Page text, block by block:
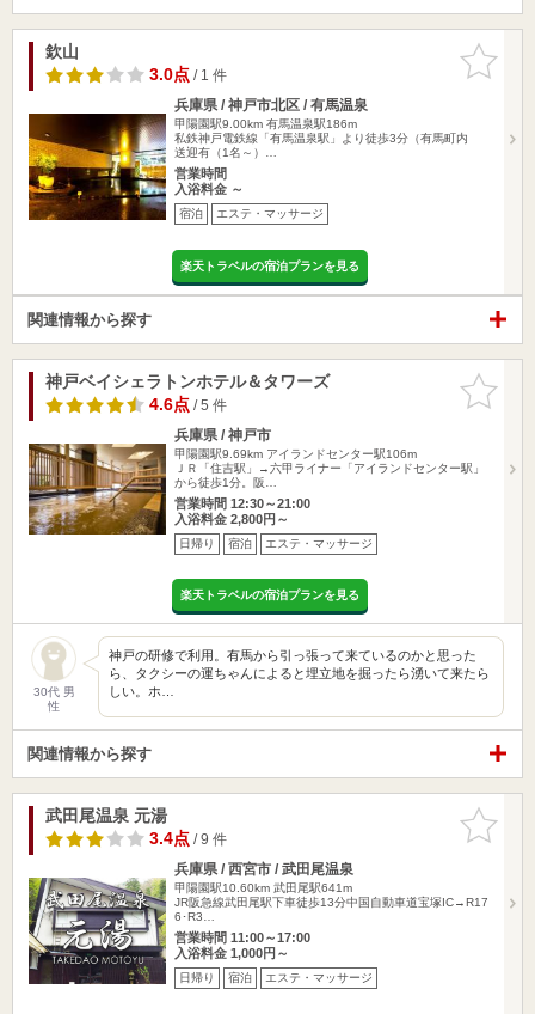
お気に入
りに追加
欽山
3.0点/ 1 件
兵庫県 / 神戸市北区 / 有馬温泉
甲陽園駅9.00km 有馬温泉駅186m
私鉄神戸電鉄線「有馬温泉駅」より徒歩3分（有馬町内
送迎有（1名～）…
営業時間
入浴料金 ～
宿泊 エステ・マッサージ
楽天トラベルの宿泊プランを見る
関連情報から探す
お気に入
りに追加
神戸ベイシェラトンホテル＆タワーズ
4.6点/ 5 件
兵庫県 / 神戸市
甲陽園駅9.69km アイランドセンター駅106m
ＪＲ「住吉駅」→六甲ライナー「アイランドセンター駅」
から徒歩1分。阪…
営業時間 12:30～21:00
入浴料金 2,800円～
日帰り 宿泊 エステ・マッサージ
楽天トラベルの宿泊プランを見る
30代 男
性
神戸の研修で利用。有馬から引っ張って来ているのかと思った
ら、タクシーの運ちゃんによると埋立地を掘ったら湧いて来たら
しい。ホ…
関連情報から探す
お気に入
りに追加
武田尾温泉 元湯
3.4点/ 9 件
兵庫県 / 西宮市 / 武田尾温泉
甲陽園駅10.60km 武田尾駅641m
JR阪急線武田尾駅下車徒歩13分中国自動車道宝塚IC→R17
6･R3…
営業時間 11:00～17:00
入浴料金 1,000円～
日帰り 宿泊 エステ・マッサージ